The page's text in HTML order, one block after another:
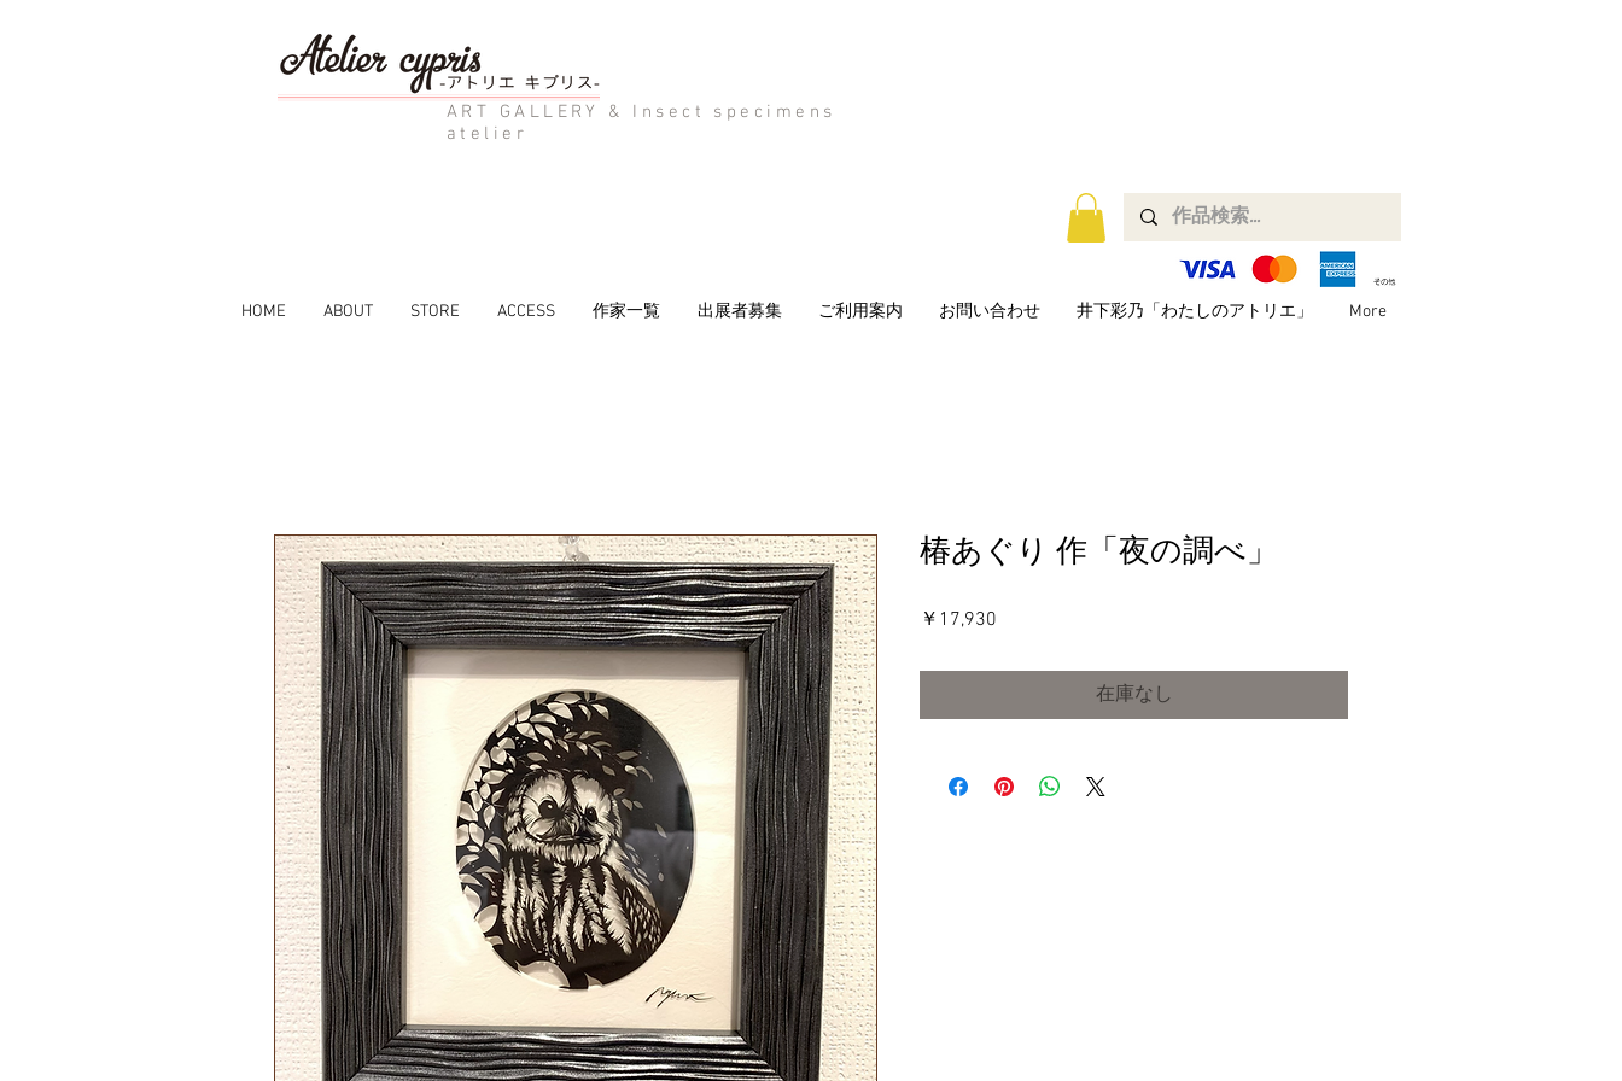
ART GALLERY & Insect specimens
atelier
HOME ABOUT STORE ACCESS 作家一覧 出展者募集 ご利用案内 お問い合わせ 井下彩乃「わたしのアトリエ」 More
椿あぐり 作「夜の調べ」
￥17,930
在庫なし